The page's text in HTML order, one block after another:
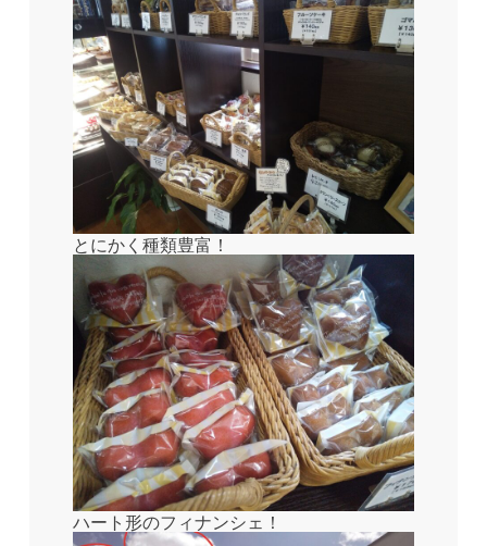
とにかく種類豊富！
ハート形のフィナンシェ！